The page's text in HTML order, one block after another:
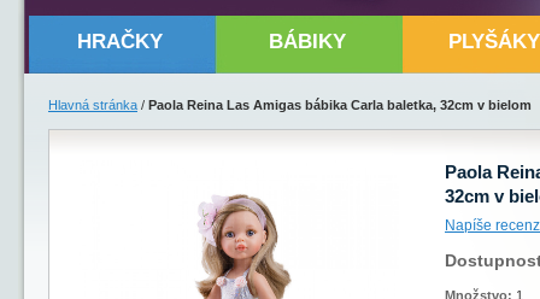
HRAČKY BÁBIKY PLYŠÁKY
Hlavná stránka / Paola Reina Las Amigas bábika Carla baletka, 32cm v bielom
Paola
32cm v
Napíše
Množstvo: 1